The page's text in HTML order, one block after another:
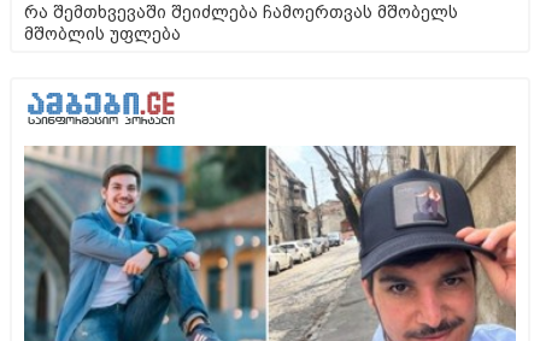
რა შემთხვევაში შეიძლება ჩამოერთვას მშობელს
მშობლის უფლება